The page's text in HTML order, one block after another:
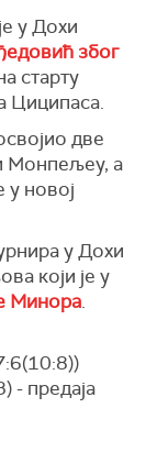
у Дохи
због
старту
Циципаса.
две
Монпељеу, а
новој
у Дохи
који је у
Минора.
- предаја